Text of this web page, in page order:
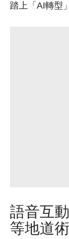
踏上「AI轉型
語音互
等地道